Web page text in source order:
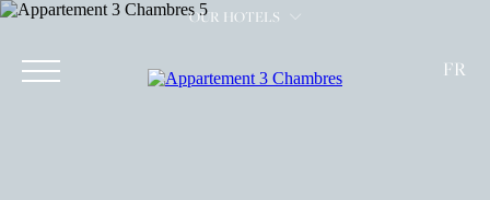
FR
OUR HOTELS